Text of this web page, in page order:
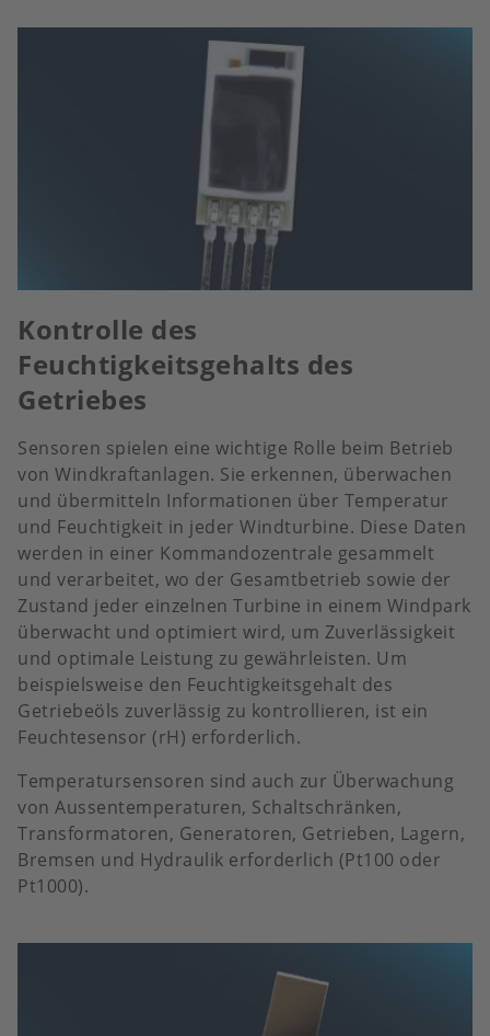
Kontrolle des
Feuchtigkeitsgehalts des
Getriebes
Sensoren spielen eine wichtige Rolle beim Betrieb
von Windkraftanlagen. Sie erkennen, überwachen
und übermitteln Informationen über Temperatur
und Feuchtigkeit in jeder Windturbine. Diese Daten
werden in einer Kommandozentrale gesammelt
und verarbeitet, wo der Gesamtbetrieb sowie der
Zustand jeder einzelnen Turbine in einem Windpark
überwacht und optimiert wird, um Zuverlässigkeit
und optimale Leistung zu gewährleisten. Um
beispielsweise den Feuchtigkeitsgehalt des
Getriebeöls zuverlässig zu kontrollieren, ist ein
Feuchtesensor (rH) erforderlich.
Temperatursensoren sind auch zur Überwachung
von Aussentemperaturen, Schaltschränken,
Transformatoren, Generatoren, Getrieben, Lagern,
Bremsen und Hydraulik erforderlich (Pt100 oder
Pt1000).